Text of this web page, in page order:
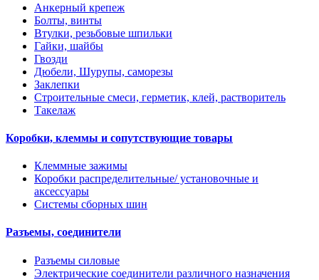
Анкерный крепеж
Болты, винты
Втулки, резьбовые шпильки
Гайки, шайбы
Гвозди
Дюбели, Шурупы, саморезы
Заклепки
Строительные смеси, герметик, клей, растворитель
Такелаж
Коробки, клеммы и сопутствующие товары
Клеммные зажимы
Коробки распределительные/ установочные и
аксессуары
Системы сборных шин
Разъемы, соединители
Разъемы силовые
Электрические соединители различного назначения